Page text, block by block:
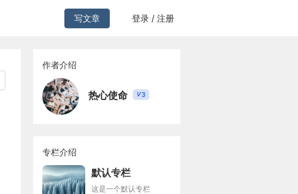
写文章 登录 / 注册
作者介绍
热心使命 V3
专栏介绍
默认专栏
这是一个默认专栏